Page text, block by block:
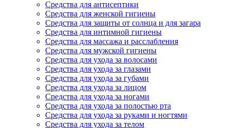
Средства для антисептики
Средства для женской гигиены
Средства для защиты от солнца и для загара
Средства для интимной гигиены
Средства для массажа и расслабления
Средства для мужской гигиены
Средства для ухода за волосами
Средства для ухода за глазами
Средства для ухода за губами
Средства для ухода за лицом
Средства для ухода за ногами
Средства для ухода за полостью рта
Средства для ухода за руками и ногтями
Средства для ухода за телом